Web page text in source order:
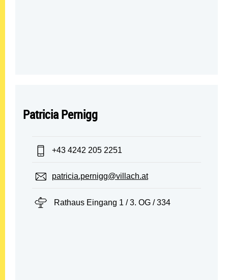
Patricia Pernigg
Telefon:
+43 4242 205 2251
E-Mail:
patricia.pernigg@villach.at
Standort:
Rathaus Eingang 1 / 3. OG / 334